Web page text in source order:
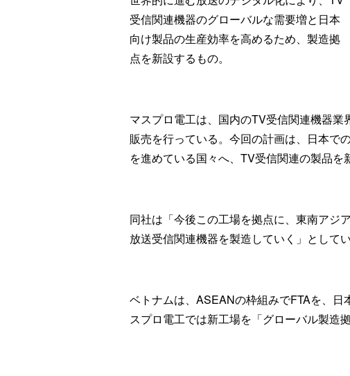
受信関連機器のグローバルな需要増と日本
向け製品の生産効率を高めるため、製造拠
点を新設するもの。
マスプロ電工は、国内のTV受信関連機器業
販売を行っている。今回の計画は、日本で
を進めている国々へ、TV受信関連の製品を
同社は「今後この工場を拠点に、東南アジ
放送受信関連機器を製造していく」としてい
ベトナムは、ASEANの枠組みでFTAを、
スプロ電工では新工場を「グローバル製造